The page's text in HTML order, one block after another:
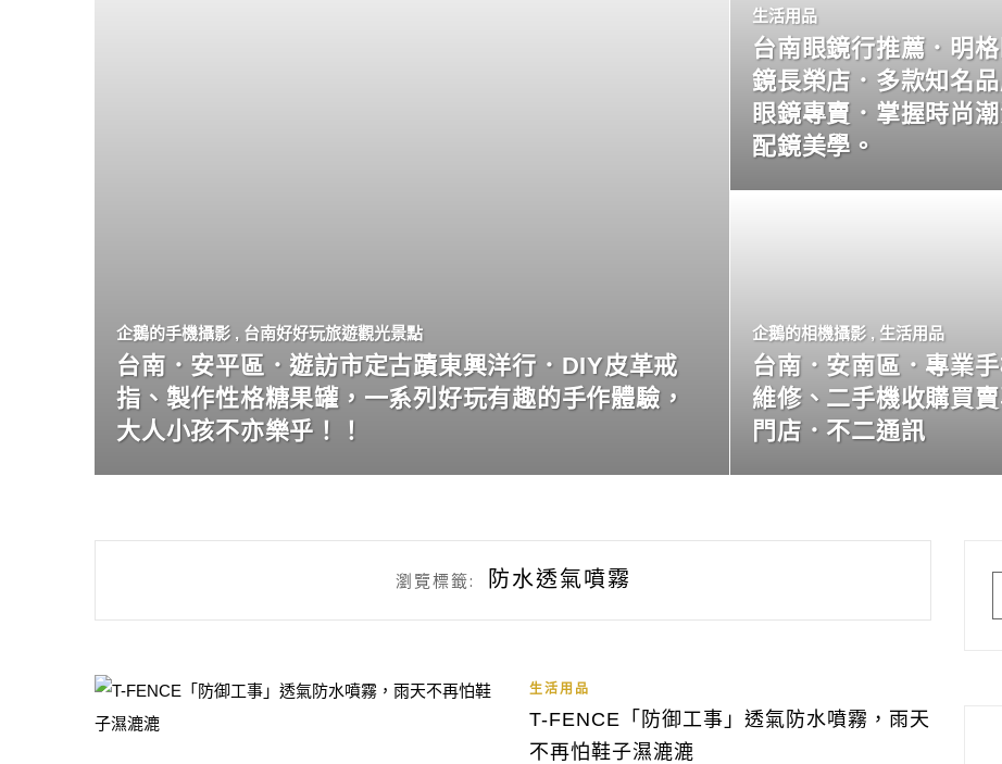
企鵝的手機攝影 , 台南好好玩旅遊觀光景點
台南．安平區．遊訪市定古蹟東興洋行．DIY皮革戒
指、製作性格糖果罐，一系列好玩有趣的手作體驗，
大人小孩不亦樂乎！！
生活用品
台南眼鏡行推薦．明
鏡長榮店．多款知名
眼鏡專賣．掌握時尚
配鏡美學。
企鵝的相機攝影 , 生活用品
台南．安南區．專業
維修、二手機收購買
門店．不二通訊
瀏覽標籤: 防水透氣噴霧
生活用品
T-FENCE「防御工事」透氣防水噴霧，雨天
不再怕鞋子濕漉漉